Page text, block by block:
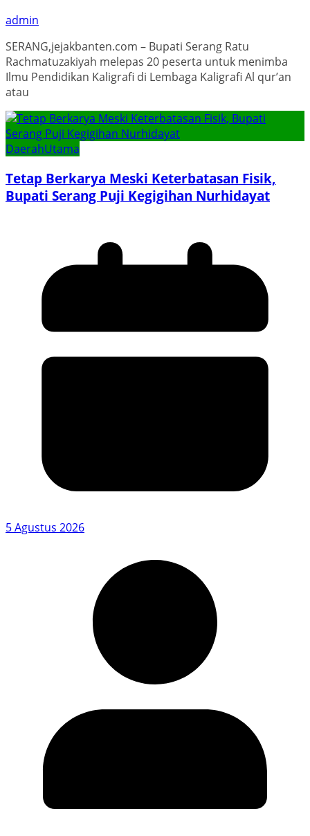
admin
SERANG,jejakbanten.com – Bupati Serang Ratu
Rachmatuzakiyah melepas 20 peserta untuk menimba
Ilmu Pendidikan Kaligrafi di Lembaga Kaligrafi Al qur’an
atau
DaerahUtama
Tetap Berkarya Meski Keterbatasan Fisik,
Bupati Serang Puji Kegigihan Nurhidayat
5 Agustus 2026